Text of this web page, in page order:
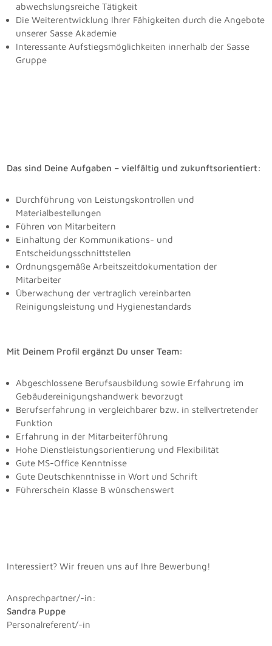
abwechslungsreiche Tätigkeit
Die Weiterentwicklung Ihrer Fähigkeiten durch die Angebote
unserer Sasse Akademie
Interessante Aufstiegsmöglichkeiten innerhalb der Sasse
Gruppe
Das sind Deine Aufgaben – vielfältig und zukunftsorientiert:
Durchführung von Leistungskontrollen und
Materialbestellungen
Führen von Mitarbeitern
Einhaltung der Kommunikations- und
Entscheidungsschnittstellen
Ordnungsgemäße Arbeitszeitdokumentation der
Mitarbeiter
Überwachung der vertraglich vereinbarten
Reinigungsleistung und Hygienestandards
Mit Deinem Profil ergänzt Du unser Team:
Abgeschlossene Berufsausbildung sowie Erfahrung im
Gebäudereinigungshandwerk bevorzugt
Berufserfahrung in vergleichbarer bzw. in stellvertretender
Funktion
Erfahrung in der Mitarbeiterführung
Hohe Dienstleistungsorientierung und Flexibilität
Gute MS-Office Kenntnisse
Gute Deutschkenntnisse in Wort und Schrift
Führerschein Klasse B wünschenswert
Interessiert? Wir freuen uns auf Ihre Bewerbung!
Ansprechpartner/-in:
Sandra Puppe
Personalreferent/-in